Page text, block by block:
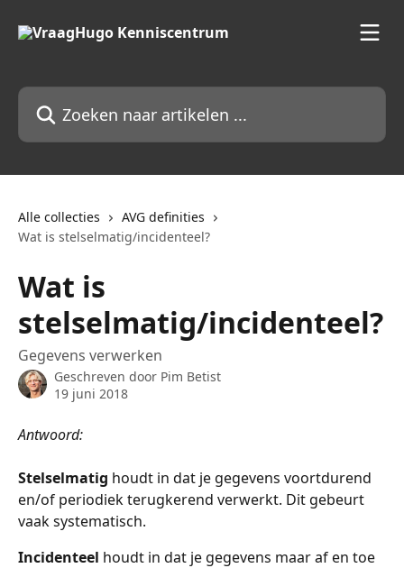
Zoeken naar artikelen ...
Alle collecties
AVG definities
Wat is stelselmatig/incidenteel?
Wat is
stelselmatig/incidenteel?
Gegevens verwerken
Geschreven door Pim Betist
19 juni 2018
Antwoord:
Stelselmatig houdt in dat je gegevens voortdurend
en/of periodiek terugkerend verwerkt. Dit gebeurt
vaak systematisch.
Incidenteel houdt in dat je gegevens maar af en toe